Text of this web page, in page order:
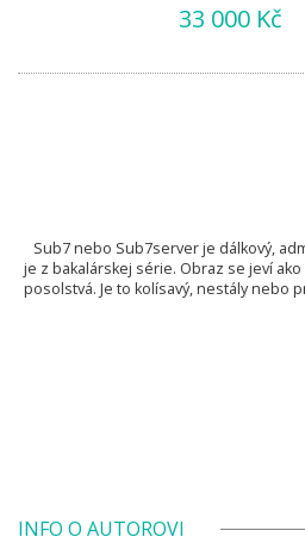
33 000 Kč
Sub7 nebo Sub7server je dálkový,
je z bakalárskej série. Obraz se jeví
posolstvá. Je to kolísavý, nestály nebo
INFO O AUTOROVI